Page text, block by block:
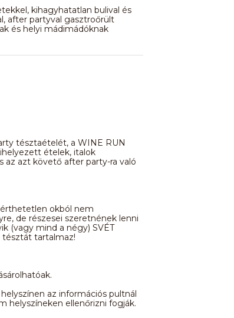
kihagyhatatlan bulival és
after partyval gasztroőrült
és helyi mádimádóknak
tésztaételét, a WINE RUN
ételek, italok
az azt követő after party-ra való
okból nem
de részesei szeretnének lenni
(vagy mind a négy) SVÉT
tartalmaz!
az információs pultnál
helyszíneken ellenőrizni fogják.